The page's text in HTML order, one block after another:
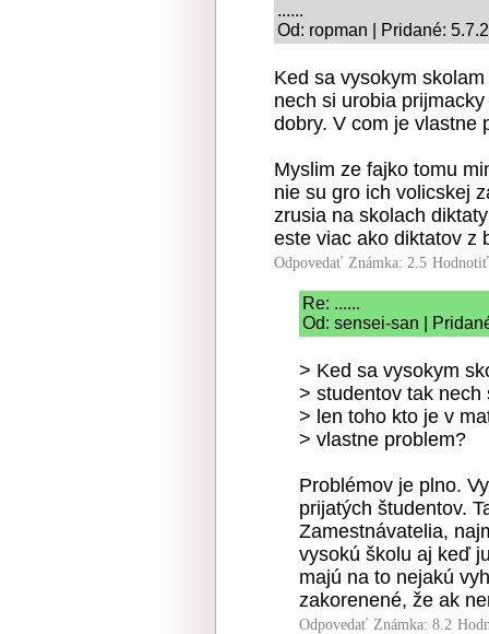
......
Od: ropman | Pridané:
Ked sa vysokym
nech si urobia
dobry. V com je vlastne
Myslim ze fajko tomu
nie su gro ich volicskej
zrusia na skolach
este viac ako diktatov z
Odpovedať Známka: 2.5
Re: ......
Od: sensei-san |
> Ked sa vysokym
> studentov tak nech
> len toho kto je v
> vlastne problem?
Problémov je plno.
prijatých študentov.
Zamestnávatelia,
vysokú školu aj keď
majú na to nejakú
zakorenené, že ak
Odpovedať Známka: 8.2